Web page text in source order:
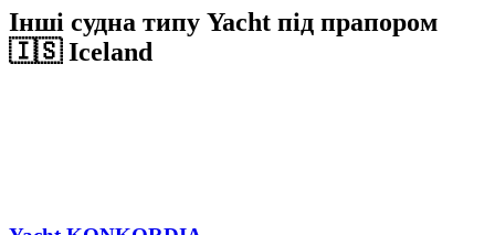
Інші судна типу Yacht під прапором
🇮🇸 Iceland